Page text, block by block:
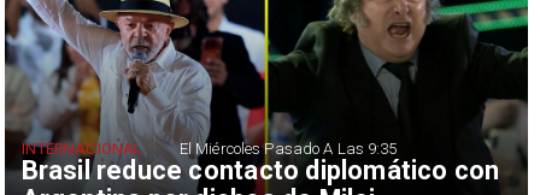
Brasil reduce contacto diplomático con
INTERNACIONAL El Miércoles Pasado A Las 9:35